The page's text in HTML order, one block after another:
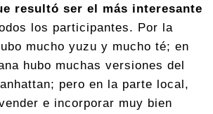
resultó ser el más interesante
los participantes. Por la
mucho yuzu y mucho té; en
hubo muchas versiones del
pero en la parte local,
e incorporar muy bien